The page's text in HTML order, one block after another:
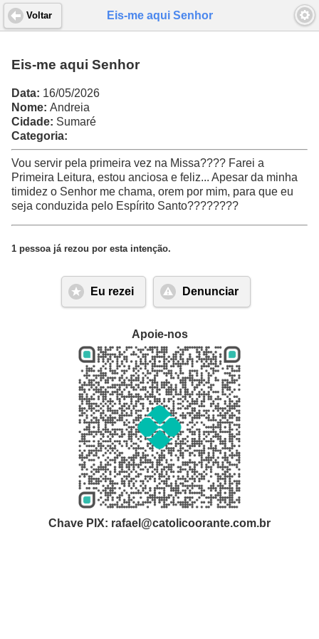
Eis-me aqui Senhor
Voltar
Eis-me aqui Senhor
Data: 16/05/2026
Nome: Andreia
Cidade: Sumaré
Categoria:
Vou servir pela primeira vez na Missa???? Farei a
Primeira Leitura, estou anciosa e feliz... Apesar da minha
timidez o Senhor me chama, orem por mim, para que eu
seja conduzida pelo Espírito Santo????????
1 pessoa já rezou por esta intenção.
Eu rezei Denunciar
Apoie-nos
Chave PIX: rafael@catolicoorante.com.br